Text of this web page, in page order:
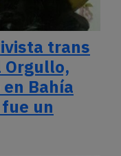
trans
Orgullo,
Bahía
un